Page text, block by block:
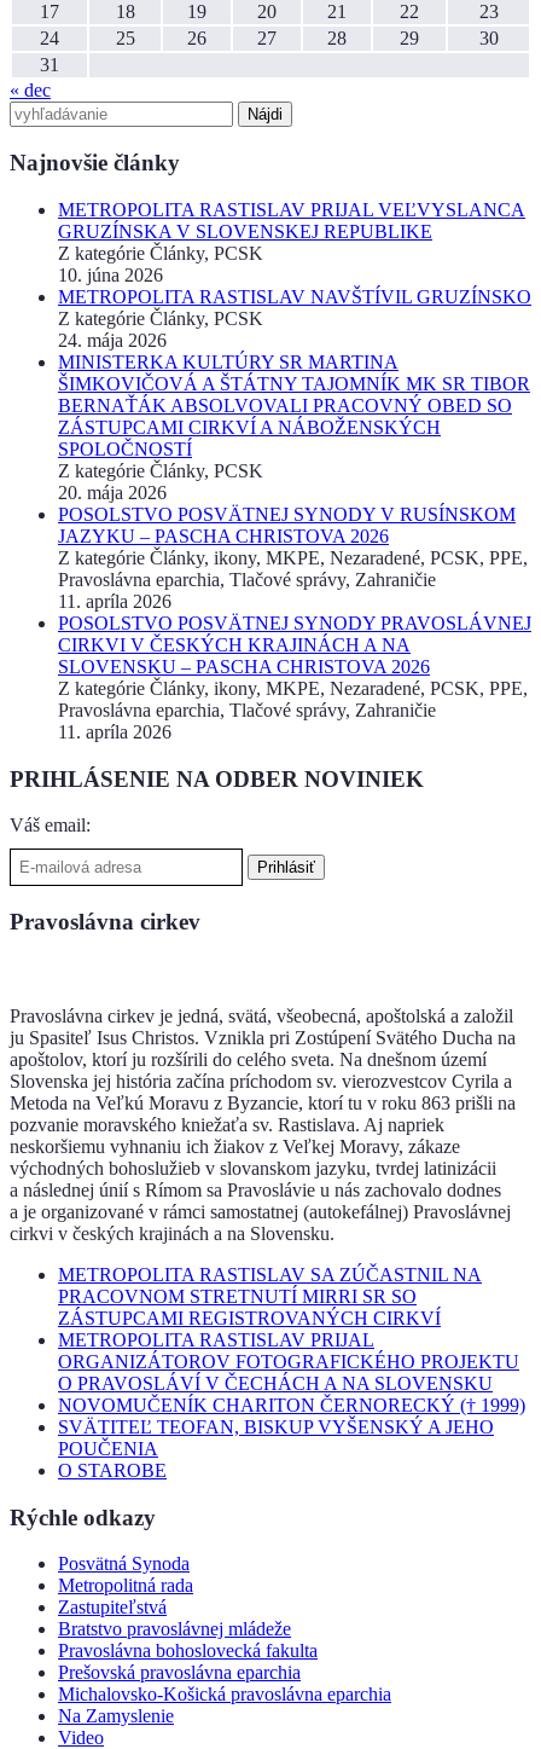
17
18 19 20 21 22
23
24
25 26 27 28 29
30
31
« dec
Najnovšie články
METROPOLITA RASTISLAV PRIJAL VEĽVYSLANCA
GRUZÍNSKA V SLOVENSKEJ REPUBLIKE
Z kategórie Články, PCSK
10. júna 2026
METROPOLITA RASTISLAV NAVŠTÍVIL GRUZÍNSKO
Z kategórie Články, PCSK
24. mája 2026
MINISTERKA KULTÚRY SR MARTINA
ŠIMKOVIČOVÁ A ŠTÁTNY TAJOMNÍK MK SR TIBOR
BERNAŤÁK ABSOLVOVALI PRACOVNÝ OBED SO
ZÁSTUPCAMI CIRKVÍ A NÁBOŽENSKÝCH
SPOLOČNOSTÍ
Z kategórie Články, PCSK
20. mája 2026
POSOLSTVO POSVÄTNEJ SYNODY V RUSÍNSKOM
JAZYKU – PASCHA CHRISTOVA 2026
Z kategórie Články, ikony, MKPE, Nezaradené, PCSK, PPE,
Pravoslávna eparchia, Tlačové správy, Zahraničie
11. apríla 2026
POSOLSTVO POSVÄTNEJ SYNODY PRAVOSLÁVNEJ
CIRKVI V ČESKÝCH KRAJINÁCH A NA
SLOVENSKU – PASCHA CHRISTOVA 2026
Z kategórie Články, ikony, MKPE, Nezaradené, PCSK, PPE,
Pravoslávna eparchia, Tlačové správy, Zahraničie
11. apríla 2026
PRIHLÁSENIE NA ODBER NOVINIEK
Váš email:
Pravoslávna cirkev
Pravoslávna cirkev je jedná, svätá, všeobecná, apoštolská a založil
ju Spasiteľ Isus Christos. Vznikla pri Zostúpení Svätého Ducha na
apoštolov, ktorí ju rozšírili do celého sveta. Na dnešnom území
Slovenska jej história začína príchodom sv. vierozvestcov Cyrila a
Metoda na Veľkú Moravu z Byzancie, ktorí tu v roku 863 prišli na
pozvanie moravského kniežaťa sv. Rastislava. Aj napriek
neskoršiemu vyhnaniu ich žiakov z Veľkej Moravy, zákaze
východných bohoslužieb v slovanskom jazyku, tvrdej latinizácii
a následnej únií s Rímom sa Pravoslávie u nás zachovalo dodnes
a je organizované v rámci samostatnej (autokefálnej) Pravoslávnej
cirkvi v českých krajinách a na Slovensku.
METROPOLITA RASTISLAV SA ZÚČASTNIL NA
PRACOVNOM STRETNUTÍ MIRRI SR SO
ZÁSTUPCAMI REGISTROVANÝCH CIRKVÍ
METROPOLITA RASTISLAV PRIJAL
ORGANIZÁTOROV FOTOGRAFICKÉHO PROJEKTU
O PRAVOSLÁVÍ V ČECHÁCH A NA SLOVENSKU
NOVOMUČENÍK CHARITON ČERNORECKÝ († 1999)
SVÄTITEĽ TEOFAN, BISKUP VYŠENSKÝ A JEHO
POUČENIA
O STAROBE
Rýchle odkazy
Posvätná Synoda
Metropolitná rada
Zastupiteľstvá
Bratstvo pravoslávnej mládeže
Pravoslávna bohoslovecká fakulta
Prešovská pravoslávna eparchia
Michalovsko-Košická pravoslávna eparchia
Na Zamyslenie
Video